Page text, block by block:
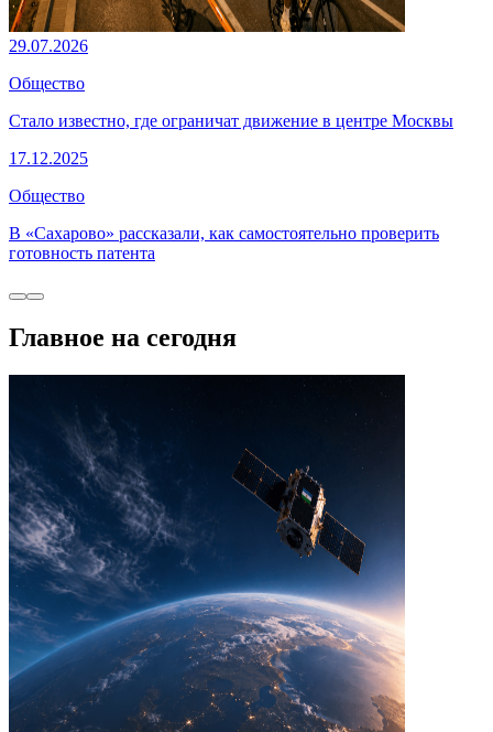
29.07.2026
Общество
Стало известно, где ограничат движение в центре Москвы
17.12.2025
Общество
В «Сахарово» рассказали, как самостоятельно проверить
готовность патента
Главное на сегодня